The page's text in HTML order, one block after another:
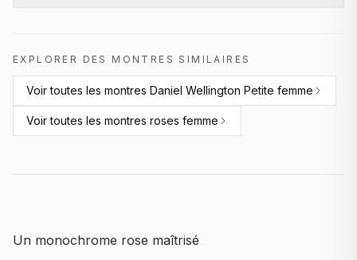
EXPLORER DES MONTRES SIMILAIRES
Voir toutes les montres Daniel Wellington Petite femme
Voir toutes les montres roses femme
Un monochrome rose maîtrisé